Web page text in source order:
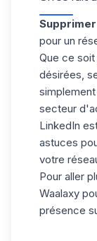
pour un
Que ce
désirées,
secteur
LinkedIn
astuces
votre
Pour aller
Waalaxy
présence